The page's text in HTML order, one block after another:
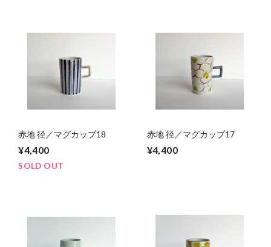
赤地 径／マグカップ18
¥4,400
SOLD OUT
赤地 径／マグカップ17
¥4,400